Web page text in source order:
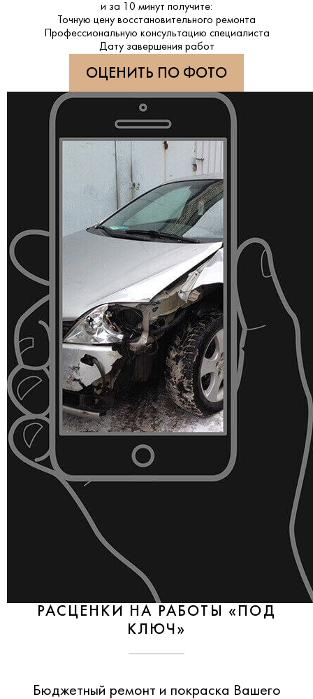
и за
10 минут получите:
Точную цену восстановительного ремонта
Профессиональную консультацию специалиста
Дату завершения работ
ОЦЕНИТЬ ПО ФОТО
РАСЦЕНКИ НА РАБОТЫ «ПОД
КЛЮЧ»
Бюджетный ремонт и покраска Вашего